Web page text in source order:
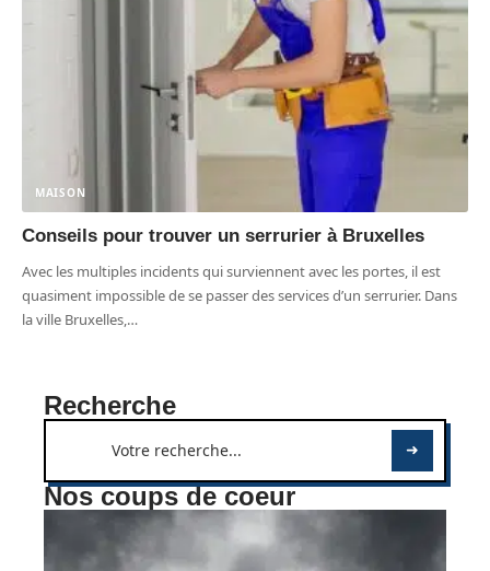
MAISON
Conseils pour trouver un serrurier à Bruxelles
Avec les multiples incidents qui surviennent avec les portes, il est
quasiment impossible de se passer des services d’un serrurier. Dans
la ville Bruxelles,…
Recherche
Nos coups de coeur